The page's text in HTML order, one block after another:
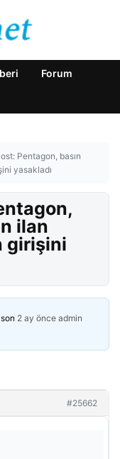
Forum
Pentagon, basın
yasakladı
ilan
girişini
2 ay önce admin
#25662